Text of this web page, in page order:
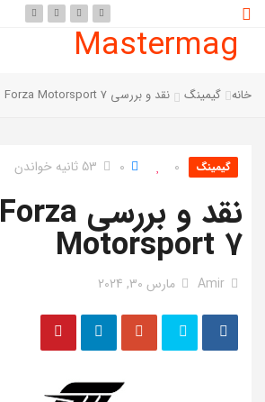
Mastermag
خانه گیمینگ نقد و بررسی Forza Motorsport 7
گیمینگ 0
0 53 ثانیه خواندن
نقد و بررسی Forza
Motorsport 7
Amir مارس 30, 2024